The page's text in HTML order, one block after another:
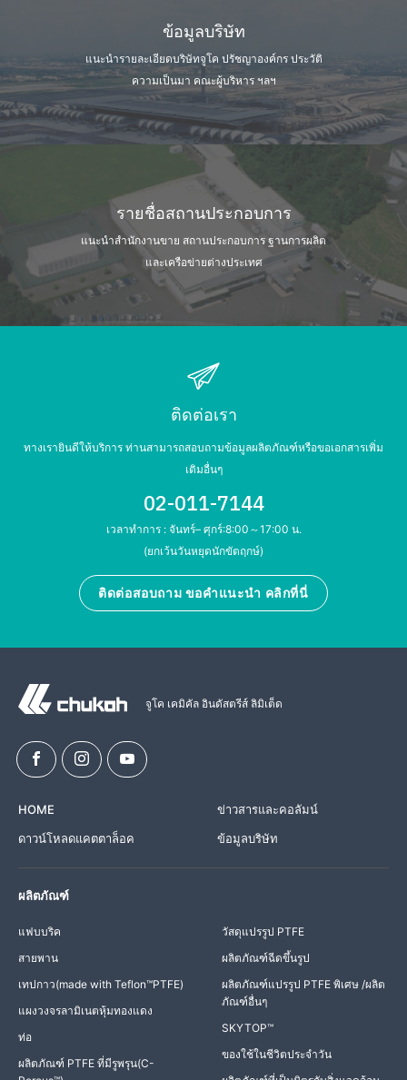
ข้อมูลบริษัท
แนะนำรายละเอียดบริษัทจูโค ปรัชญาองค์กร ประวัติ
ความเป็นมา คณะผู้บริหาร ฯลฯ
รายชื่อสถานประกอบการ
แนะนำสำนักงานขาย สถานประกอบการ ฐานการผลิต
และเครือข่ายต่างประเทศ
ติดต่อเรา
ทางเรายินดีให้บริการ ท่านสามารถสอบถามข้อมูลผลิตภัณฑ์หรือขอเอกสารเพิ่ม
เติมอื่นๆ
02-011-7144
เวลาทำการ : จันทร์– ศุกร์:8:00～17:00 น.
(ยกเว้นวันหยุดนักขัตฤกษ์)
ติดต่อสอบถาม ขอคำแนะนำ คลิกที่นี่
จูโค เคมิคัล อินดัสตรีส์ ลิมิเต็ด
HOME
ข่าวสารและคอลัมน์
ดาวน์โหลดแคตตาล็อค
ข้อมูลบริษัท
ผลิตภัณฑ์
แฟบบริค
สายพาน
เทปกาว(made with Teflon™PTFE)
แผงวงจรลามิเนตหุ้มทองแดง
ท่อ
ผลิตภัณฑ์ PTFE ที่มีรูพรุน(C-
วัสดุแปรรูป PTFE
ผลิตภัณฑ์ฉีดขึ้นรูป
ผลิตภัณฑ์แปรรูป PTFE พิเศษ /ผลิต
ภัณฑ์อื่นๆ
SKYTOP™
ของใช้ในชีวิตประจำวัน